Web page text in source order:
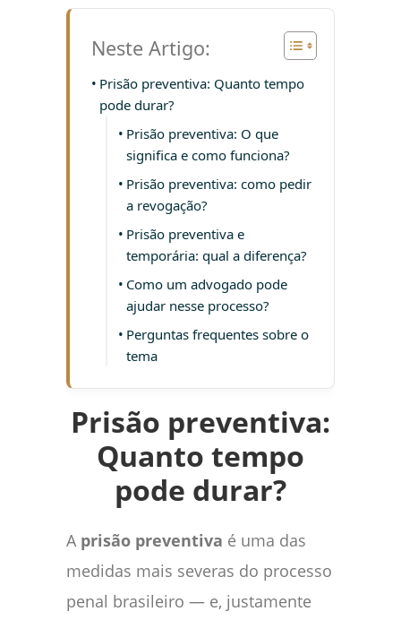
Neste Artigo:
Prisão preventiva: Quanto tempo
pode durar?
Prisão preventiva: O que
significa e como funciona?
Prisão preventiva: como pedir
a revogação?
Prisão preventiva e
temporária: qual a diferença?
Como um advogado pode
ajudar nesse processo?
Perguntas frequentes sobre o
tema
Prisão preventiva:
Quanto tempo
pode durar?
A prisão preventiva é uma das
medidas mais severas do processo
penal brasileiro — e, justamente